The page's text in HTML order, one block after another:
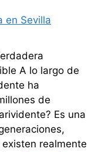
en Sevilla
A lo largo de
ha
de
Es una
realmente